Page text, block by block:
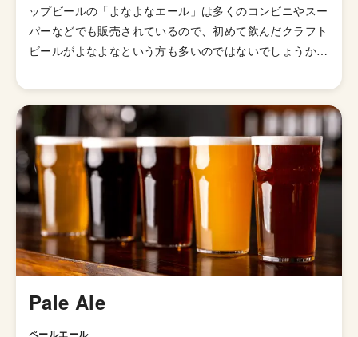
ップビールの「よなよなエール」は多くのコンビニやスー
パーなどでも販売されているので、初めて飲んだクラフト
ビールがよなよなという方も多いのではないでしょうか。
なネーミングのビールが多く、マーケティング面で大きな
成功をおさめていると言え、東京都内に8店舗（赤坂・神
田・青山・吉祥寺・新宿東口・恵比寿東口・歌舞伎町・新
虎通り）「YONA YONA BEER WORKS」というレストラ
ンも展開しています。
Pale Ale
ペールエール